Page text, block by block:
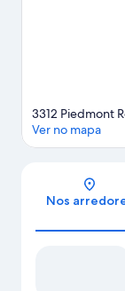
3312 Piedmont
Ver no mapa
Nos